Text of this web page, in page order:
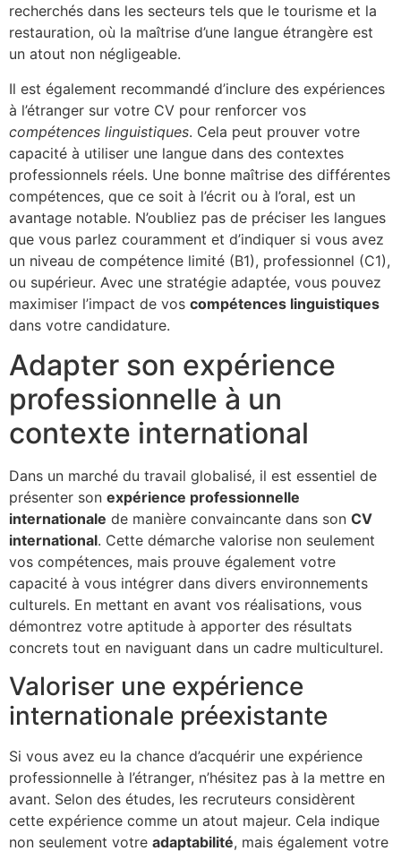
recherchés dans les secteurs tels que le tourisme et la
restauration, où la maîtrise d’une langue étrangère est
un atout non négligeable.
Il est également recommandé d’inclure des expériences
à l’étranger sur votre CV pour renforcer vos
compétences linguistiques. Cela peut prouver votre
capacité à utiliser une langue dans des contextes
professionnels réels. Une bonne maîtrise des différentes
compétences, que ce soit à l’écrit ou à l’oral, est un
avantage notable. N’oubliez pas de préciser les langues
que vous parlez couramment et d’indiquer si vous avez
un niveau de compétence limité (B1), professionnel (C1),
ou supérieur. Avec une stratégie adaptée, vous pouvez
maximiser l’impact de vos compétences linguistiques
dans votre candidature.
Adapter son expérience
professionnelle à un
contexte international
Dans un marché du travail globalisé, il est essentiel de
présenter son expérience professionnelle
internationale de manière convaincante dans son CV
international. Cette démarche valorise non seulement
vos compétences, mais prouve également votre
capacité à vous intégrer dans divers environnements
culturels. En mettant en avant vos réalisations, vous
démontrez votre aptitude à apporter des résultats
concrets tout en naviguant dans un cadre multiculturel.
Valoriser une expérience
internationale préexistante
Si vous avez eu la chance d’acquérir une expérience
professionnelle à l’étranger, n’hésitez pas à la mettre en
avant. Selon des études, les recruteurs considèrent
cette expérience comme un atout majeur. Cela indique
non seulement votre adaptabilité, mais également votre